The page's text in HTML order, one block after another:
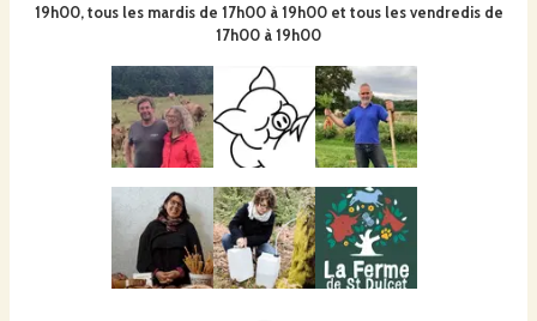
19h00, tous les mardis de 17h00 à 19h00 et tous les vendredis de
17h00 à 19h00